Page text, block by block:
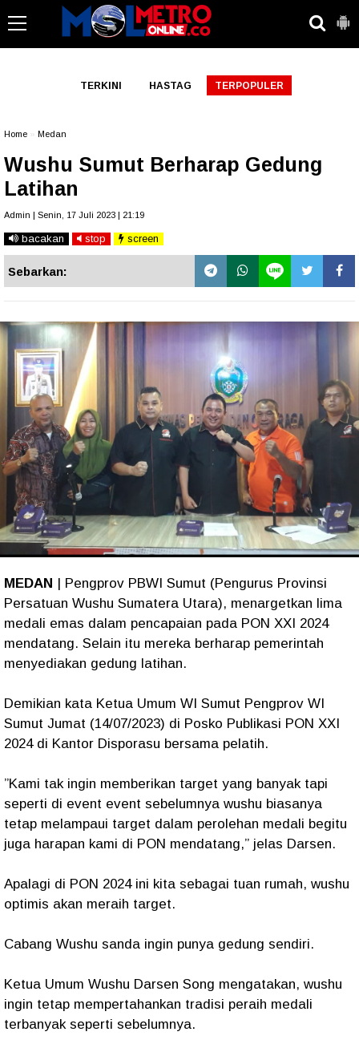
TERKINI HASTAG TERPOPULER
Home Medan
Wushu Sumut Berharap Gedung
Latihan
Admin | Senin, 17 Juli 2023 | 21:19
bacakan stop screen
Sebarkan:
MEDAN | Pengprov PBWI Sumut (Pengurus Provinsi
Persatuan Wushu Sumatera Utara), menargetkan lima
medali emas dalam pencapaian pada PON XXI 2024
mendatang. Selain itu mereka berharap pemerintah
menyediakan gedung latihan.
Demikian kata Ketua Umum WI Sumut Pengprov WI
Sumut Jumat (14/07/2023) di Posko Publikasi PON XXI
2024 di Kantor Disporasu bersama pelatih.
”Kami tak ingin memberikan target yang banyak tapi
seperti di event event sebelumnya wushu biasanya
tetap melampaui target dalam perolehan medali begitu
juga harapan kami di PON mendatang,” jelas Darsen.
Apalagi di PON 2024 ini kita sebagai tuan rumah, wushu
optimis akan meraih target.
Cabang Wushu sanda ingin punya gedung sendiri.
Ketua Umum Wushu Darsen Song mengatakan, wushu
ingin tetap mempertahankan tradisi peraih medali
terbanyak seperti sebelumnya.